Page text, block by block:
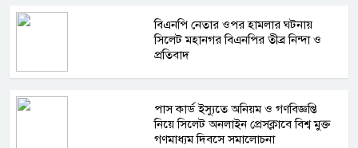
বিএনপি নেতার ওপর হামলার ঘটনায়
সিলেট মহানগর বিএনপির তীব্র নিন্দা ও
প্রতিবাদ
পাস কার্ড ইস্যুতে অনিয়ম ও গণবিজ্ঞপ্তি
নিয়ে সিলেট অনলাইন প্রেসক্লাবে বিশ্ব মুক্ত
গণমাধ্যম দিবসে সমালোচনা